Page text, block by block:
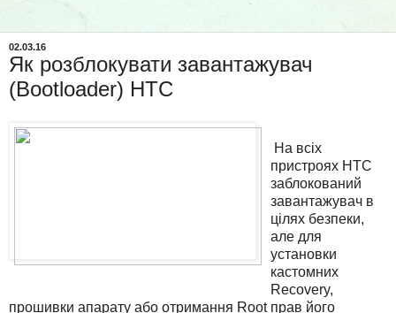
02.03.16
Як розблокувати завантажувач
(Bootloader) HTC
На всіх
пристроях HTC
заблокований
завантажувач в
цілях безпеки,
але для
установки
кастомних
Recovery,
прошивки апарату або отримання Root прав його